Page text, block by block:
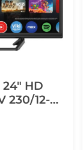
24" HD
230/12-